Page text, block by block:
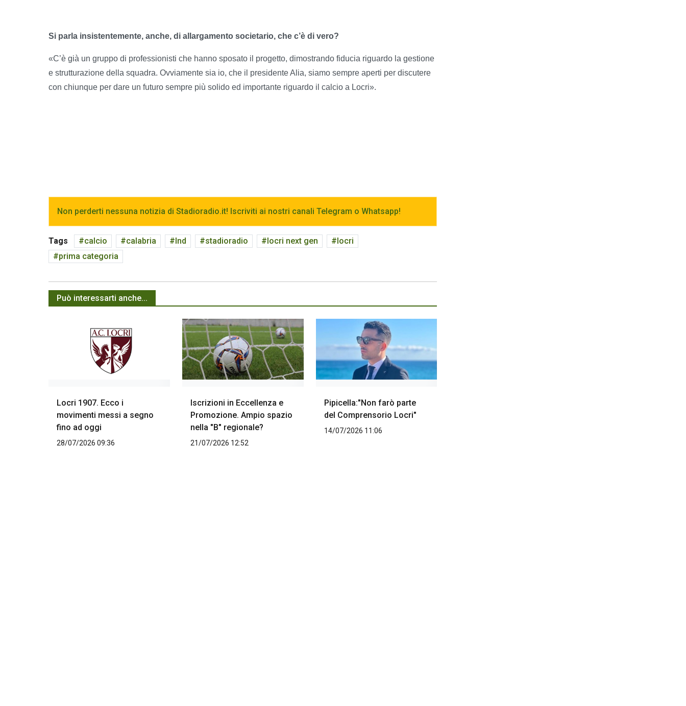
Si parla insistentemente, anche, di allargamento societario, che c’è di vero?
«C’è già un gruppo di professionisti che hanno sposato il progetto, dimostrando fiducia riguardo la gestione
e strutturazione della squadra. Ovviamente sia io, che il presidente Alia, siamo sempre aperti per discutere
con chiunque per dare un futuro sempre più solido ed importante riguardo il calcio a Locri».
Non perderti nessuna notizia di Stadioradio.it! Iscriviti ai nostri canali Telegram o Whatsapp!
Tags calcio calabria lnd stadioradio locri next gen
locri
prima categoria
Può interessarti anche...
Locri 1907. Ecco i
movimenti messi a segno
fino ad oggi
28/07/2026 09:36
Iscrizioni in Eccellenza e
Promozione. Ampio spazio
nella "B" regionale?
21/07/2026 12:52
Pipicella:"Non farò parte
del Comprensorio Locri"
14/07/2026 11:06